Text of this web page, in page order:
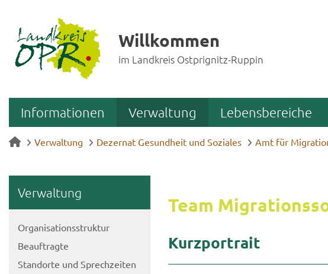
Willkommen
im Landkreis Ostprignitz-Ruppin
Informationen Verwaltung Lebensbereiche
Verwaltung Dezernat Gesundheit und Soziales Amt für
Ver­wal­tung
Or­ga­ni­sa­ti­ons­struk­tur
Be­auf­trag­te
Stand­or­te und Sprech­zei­ten
Team
Kurz­por­trait